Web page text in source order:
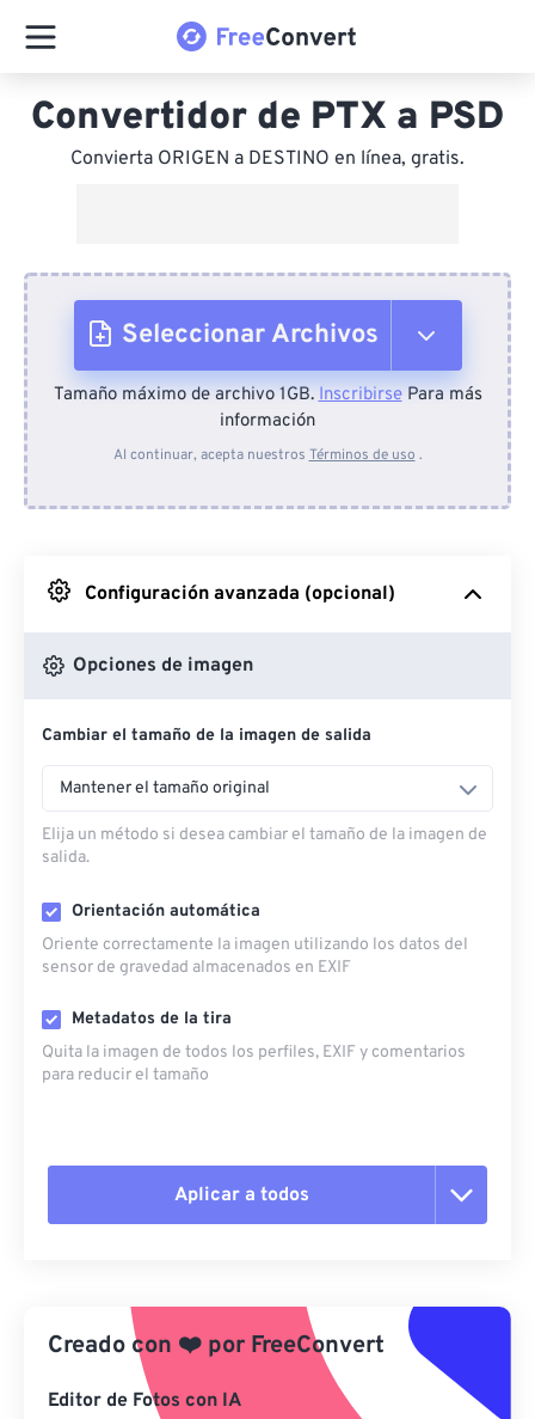
Convertidor de PTX a PSD
Convierta ORIGEN a DESTINO en línea, gratis.
Seleccionar Archivos
Desde el dispositivo
Desde Google Drive
Desde OneDrive
Desde URL
Tamaño máximo de archivo 1GB.InscribirsePara más
información
Al continuar, acepta nuestros Términos de uso .
Configuración avanzada (opcional)
Opciones de imagen
Cambiar el tamaño de la imagen de salida
Mantener el tamaño original
Elija un método si desea cambiar el tamaño de la imagen de
salida.
Orientación automática
Oriente correctamente la imagen utilizando los datos del
sensor de gravedad almacenados en EXIF
Metadatos de la tira
Quita la imagen de todos los perfiles, EXIF ​​y comentarios
para reducir el tamaño
Aplicar a todos
Aplicar desde el ajuste preestablecido
Guardar como preestablecido
Creado con ❤️ por FreeConvert
Editor de Fotos con IA